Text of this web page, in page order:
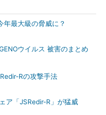
年最大級の脅威に？
ウイルス 被害のまとめ
Rの攻撃手法
ア「JSRedir-R」が猛威